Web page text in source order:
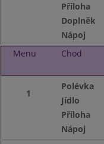
Příloha
Doplněk
Nápoj
Menu
Chod
1
Polévka
Jídlo
Příloha
Nápoj